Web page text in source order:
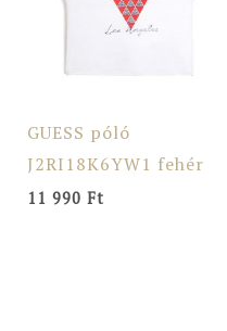
GUESS póló
J2RI18K6YW1 fehér
11 990 Ft